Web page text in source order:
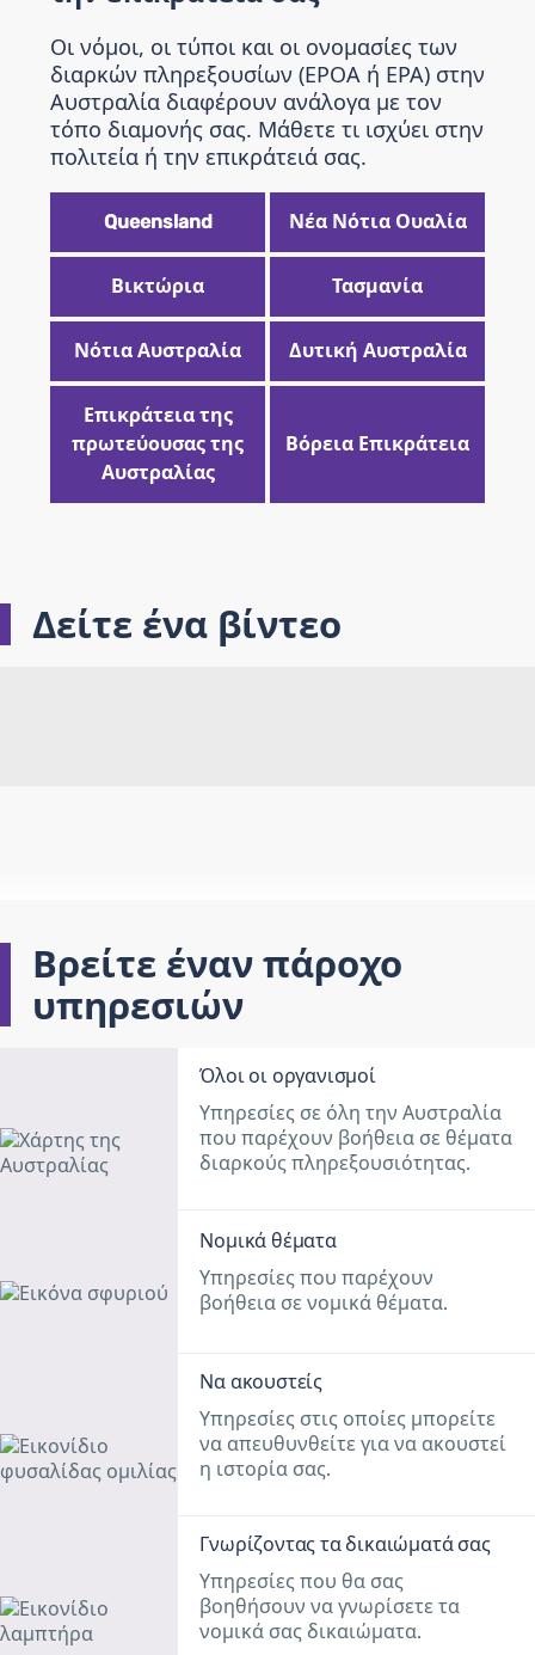
Οι νόμοι, οι τύποι και οι ονομασίες των
διαρκών πληρεξουσίων (EPOA ή EPA) στην
Αυστραλία διαφέρουν ανάλογα με τον
τόπο διαμονής σας. Μάθετε τι ισχύει στην
πολιτεία ή την επικράτειά σας.
Queensland Νέα Νότια Ουαλία
Βικτώρια Τασμανία
Νότια Αυστραλία Δυτική Αυστραλία
Επικράτεια της
πρωτεύουσας της
Αυστραλίας
Βόρεια Επικράτεια
Δείτε ένα βίντεο
Βρείτε έναν πάροχο
υπηρεσιών
Όλοι οι οργανισμοί
Υπηρεσίες σε όλη την Αυστραλία
που παρέχουν βοήθεια σε θέματα
διαρκούς πληρεξουσιότητας.
Νομικά θέματα
Υπηρεσίες που παρέχουν
βοήθεια σε νομικά θέματα.
Να ακουστείς
Υπηρεσίες στις οποίες μπορείτε
να απευθυνθείτε για να ακουστεί
η ιστορία σας.
Γνωρίζοντας τα δικαιώματά σας
Υπηρεσίες που θα σας
βοηθήσουν να γνωρίσετε τα
νομικά σας δικαιώματα.